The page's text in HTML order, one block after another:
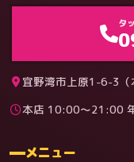
料金
タ
宜野湾市上原1-6-3（
本店 10:00〜21:00
メニュー